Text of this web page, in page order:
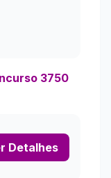
3750
Detalhes